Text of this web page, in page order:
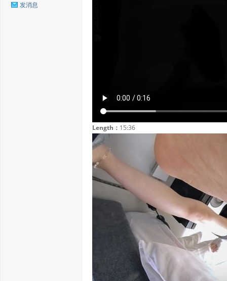
发消息
Length： 15:36